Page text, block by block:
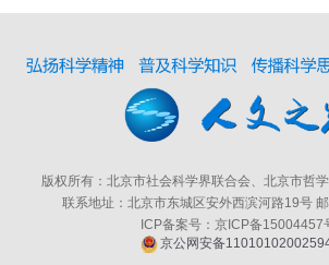
版权所有：北京市社会科学界联合会、北京市哲
联系地址：北京市东城区安外西滨河路19号
ICP备案号：京ICP备15004457
京公网安备